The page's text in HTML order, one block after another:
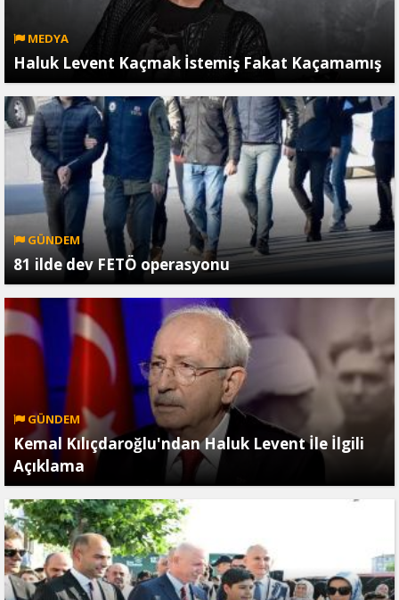
MEDYA
Haluk Levent Kaçmak İstemiş Fakat Kaçamamış
GÜNDEM
81 ilde dev FETÖ operasyonu
GÜNDEM
Kemal Kılıçdaroğlu'ndan Haluk Levent İle İlgili
Açıklama